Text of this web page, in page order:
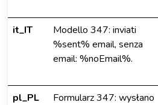
it_IT
Modello 347: inviati
%sent% email, senza
email: %noEmail%.
pl_PL
Formularz 347: wysłano